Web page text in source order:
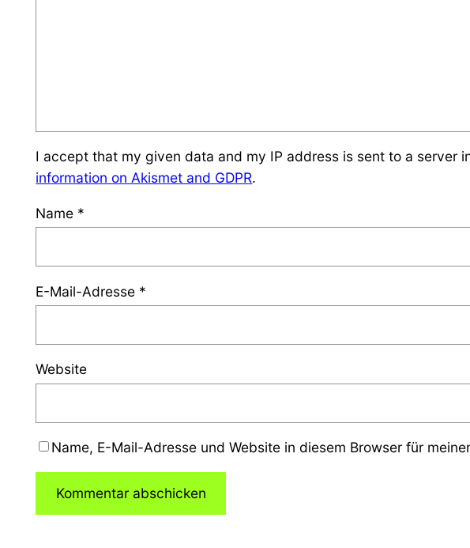
I accept that my given data and my IP address is sent to a
information on Akismet and GDPR.
Name *
E-Mail-Adresse *
Website
Name, E-Mail-Adresse und Website in diesem Browser für